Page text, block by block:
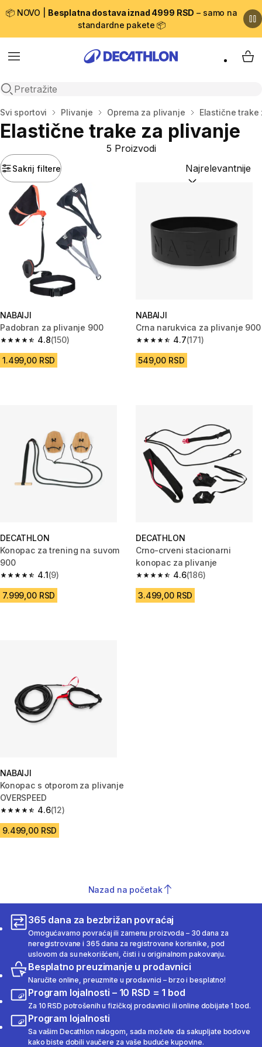
📦 NOVO | Besplatna dostava iznad 4999 RSD – samo na
standardne pakete 📦
Menu
Open search
My
Početna stranica
Svi sportovi Plivanje Oprema za plivanje Elastične
Elastične trake za plivanje
Sakrij filtere
5 Proizvodi
Sortiraj po:
NABAIJI
Padobran za plivanje 900
4.8
4.8 od 5 zvezdica from 150 Recenzije
(150)
1.499,00 RSD
NABAIJI
Crna narukvica za plivanje 900
4.7
4.7 od 5 zvezdica from 171
(171)
549,00 RSD
DECATHLON
Konopac za trening na suvom
900
4.1
4.1 od 5 zvezdica from 9 Recenzije
(9)
7.999,00 RSD
DECATHLON
Crno-crveni stacionarni
konopac za plivanje
4.6
4.6 od 5 zvezdica from 186
(186)
3.499,00 RSD
NABAIJI
Konopac s otporom za plivanje
OVERSPEED
4.6
4.6 od 5 zvezdica from 12 Recenzije
(12)
9.499,00 RSD
Nazad na početak
365 dana za bezbrižan povraćaj
Omogućavamo povraćaj ili zamenu proizvoda – 30 dana za
neregistrovane i 365 dana za registrovane korisnike, pod
uslovom da su nekorišćeni, čisti i u originalnom pakovanju.
Besplatno preuzimanje u prodavnici
Naručite online, preuzmite u prodavnici – brzo i besplatno!
Program lojalnosti – 10 RSD = 1 bod
Za 10 RSD potrošenih u fizičkoj prodavnici ili online dobijate 1 bod.
Program lojalnosti
Sa vašim Decathlon nalogom, sada možete da sakupljate bodove
kako biste dobili vaučere za vaše buduće kupovine.